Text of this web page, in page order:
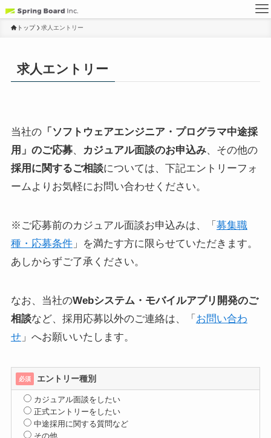
トップ 求人エントリー
求人エントリー
当社の「ソフトウェアエンジニア・プログラマ中途採
用」のご応募、 カジュアル面談のお申込み、その他の
採用に関するご相談については、下記エントリーフォ
ームよりお気軽にお問い合わせください。
※ご応募前のカジュアル面談お申込みは、「 募集職
種・応募条件」を満たす方に限らせていただきます。
あしからずご了承ください。
なお、当社のWebシステム・モバイルアプリ開発のご
相談など、採用応募以外のご連絡は、「 お問い合わ
せ」へお願いいたします。
必須 エントリー種別
カジュアル面談をしたい
正式エントリーをしたい
中途採用に関する質問など
その他